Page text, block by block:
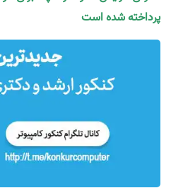
پرداخته شده است